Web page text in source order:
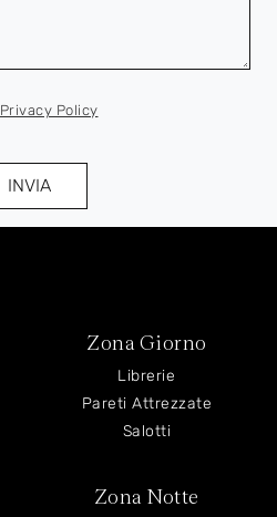
Privacy Policy
INVIA
Zona Giorno
Librerie
Pareti Attrezzate
Salotti
Zona Notte